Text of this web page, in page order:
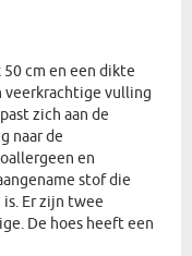
cm en een dikte
veerkrachtige vulling
zich aan de
naar de
en
stof die
Er zijn twee
De hoes heeft een